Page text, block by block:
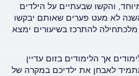
והקשו שבעתיים על הילדים
לא מעט פערים שאותם יבקשו
להתרכז בשיעורים ימצא
אך הלימודים בזום עדיין
לאבחן את ילדיכם במקרה של